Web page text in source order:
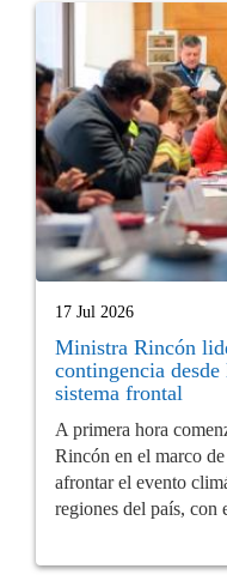
17 Jul 2026
Ministra Rincón
contingencia
sistema frontal
A primera hora
Rincón en el marco
afrontar el evento
regiones del país, con